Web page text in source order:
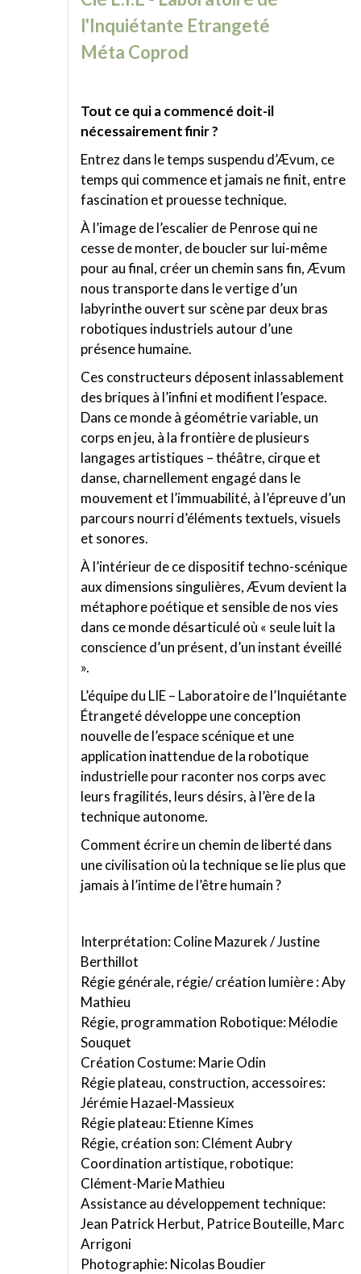
l'Inquiétante Etrangeté
Méta Coprod
Tout ce qui a commencé doit-il
nécessairement finir ?
Entrez dans le temps suspendu d’Ævum, ce
temps qui commence et jamais ne finit, entre
fascination et prouesse technique.
À l’image de l’escalier de Penrose qui ne
cesse de monter, de boucler sur lui-même
pour au final, créer un chemin sans fin, Ævum
nous transporte dans le vertige d’un
labyrinthe ouvert sur scène par deux bras
robotiques industriels autour d’une
présence humaine.
Ces constructeurs déposent inlassablement
des briques à l’infini et modifient l’espace.
Dans ce monde à géométrie variable, un
corps en jeu, à la frontière de plusieurs
langages artistiques – théâtre, cirque et
danse, charnellement engagé dans le
mouvement et l’immuabilité, à l’épreuve d’un
parcours nourri d’éléments textuels, visuels
et sonores.
À l’intérieur de ce dispositif techno-scénique
aux dimensions singulières, Ævum devient la
métaphore poétique et sensible de nos vies
dans ce monde désarticulé où « seule luit la
conscience d’un présent, d’un instant éveillé
».
L’équipe du LIE – Laboratoire de l’Inquiétante
Étrangeté développe une conception
nouvelle de l’espace scénique et une
application inattendue de la robotique
industrielle pour raconter nos corps avec
leurs fragilités, leurs désirs, à l’ère de la
technique autonome.
Comment écrire un chemin de liberté dans
une civilisation où la technique se lie plus que
jamais à l’intime de l’être humain ?
Interprétation: Coline Mazurek / Justine
Berthillot
Régie générale, régie/ création lumière : Aby
Mathieu
Régie, programmation Robotique: Mélodie
Souquet
Création Costume: Marie Odin
Régie plateau, construction, accessoires:
Jérémie Hazael-Massieux
Régie plateau: Etienne Kimes
Régie, création son: Clément Aubry
Coordination artistique, robotique:
Clément-Marie Mathieu
Assistance au développement technique:
Jean Patrick Herbut, Patrice Bouteille, Marc
Arrigoni
Photographie: Nicolas Boudier